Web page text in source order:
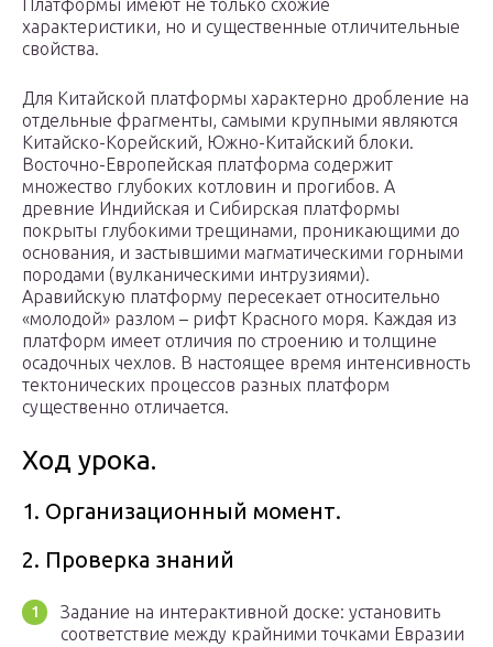
Платформы имеют не только схожие
характеристики, но и существенные отличительные
свойства.
Для Китайской платформы характерно дробление на
отдельные фрагменты, самыми крупными являются
Китайско-Корейский, Южно-Китайский блоки.
Восточно-Европейская платформа содержит
множество глубоких котловин и прогибов. А
древние Индийская и Сибирская платформы
покрыты глубокими трещинами, проникающими до
основания, и застывшими магматическими горными
породами (вулканическими интрузиями).
Аравийскую платформу пересекает относительно
«молодой» разлом – рифт Красного моря. Каждая из
платформ имеет отличия по строению и толщине
осадочных чехлов. В настоящее время интенсивность
тектонических процессов разных платформ
существенно отличается.
Ход урока.
1. Организационный момент.
2. Проверка знаний
Задание на интерактивной доске: установить
соответствие между крайними точками Евразии